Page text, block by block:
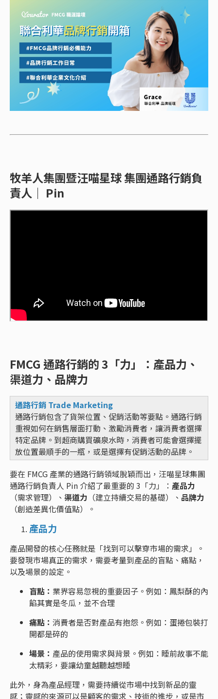
牧羊人集團暨汪喵星球 集團通路行銷負
責人｜ Pin
FMCG 通路行銷的 3「力」：產品力、
渠道力、品牌力
通路行銷 Trade Marketing
通路行銷包含了貨架位置、促銷活動等要點。通路行銷
重視如何在銷售層面打動、激勵消費者，讓消費者選擇
特定品牌。到超商購買礦泉水時，消費者可能會選擇擺
放位置最順手的一瓶，或是選擇有促銷活動的品牌。
要在 FMCG 產業的通路行銷領域脫穎而出，汪喵星球集團
通路行銷負責人 Pin 介紹了最重要的 3「力」： 產品力
（需求管理）、 渠道力 （建立持續交易的基礎）、 品牌力
（創造差異化價值點）。
產品力
產品開發的核心任務就是「找到可以擊穿市場的需求」。
要發現市場真正的需求，需要考量到產品的盲點、痛點，
以及場景的設定。
盲點： 業界容易忽視的重要因子。例如：鳳梨酥的內
餡其實是冬瓜，並不合理
痛點： 消費者是否對產品有抱怨。例如：蛋捲包裝打
開都是碎的
場景： 產品的使用需求與背景。例如：睡前故事不能
太精彩，要讓幼童越聽越想睡
此外，身為產品經理，需要持續從市場中找到新品的靈
感；靈感的來源可以是顧客的需求、技術的進步，或是市